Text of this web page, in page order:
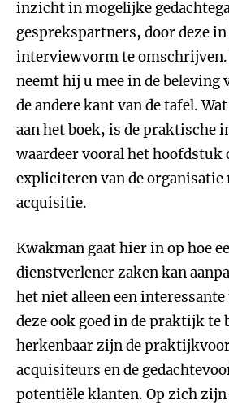
inzicht in mogelijke
gesprekspartners, door deze
interviewvorm te omschrijven.
neemt hij u mee in de beleving
de andere kant van de tafel.
aan het boek, is de praktische
waardeer vooral het hoofdstuk
expliciteren van de organisatie
acquisitie.
Kwakman gaat hier in op hoe
dienstverlener zaken kan
het niet alleen een
deze ook goed in de praktijk te
herkenbaar zijn de
acquisiteurs en de
potentiële klanten. Op zich zijn